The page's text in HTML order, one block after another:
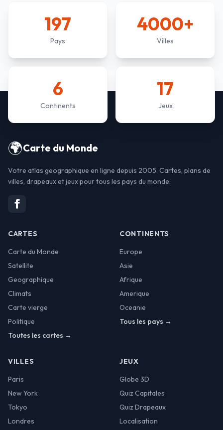
197
Pays
4000+
Villes
6
Continents
17
Jeux
🌍Carte du Monde
Votre atlas geographique en ligne depuis 2005. Cartes, plans de
villes, drapeaux et jeux pour tous les pays du monde.
CARTES
Carte du Monde
Satellite
Geographique
Climats
Carte vierge
Politique
Toutes les cartes →
CONTINENTS
Europe
Asie
Afrique
Amerique
Oceanie
Tous les pays →
VILLES
Paris
New York
Tokyo
Londres
JEUX
Globe 3D
Quiz Capitales
Quiz Drapeaux
Localisation